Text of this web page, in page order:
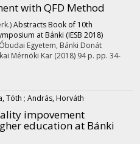
with QFD Method
Abstracts Book of 10th
at Bánki (IESB 2018)
Óbudai Egyetem, Bánki Donát
Mérnöki Kar (2018) 94 p. pp. 34-
Tóth ; András, Horváth
impovement
education at Bánki